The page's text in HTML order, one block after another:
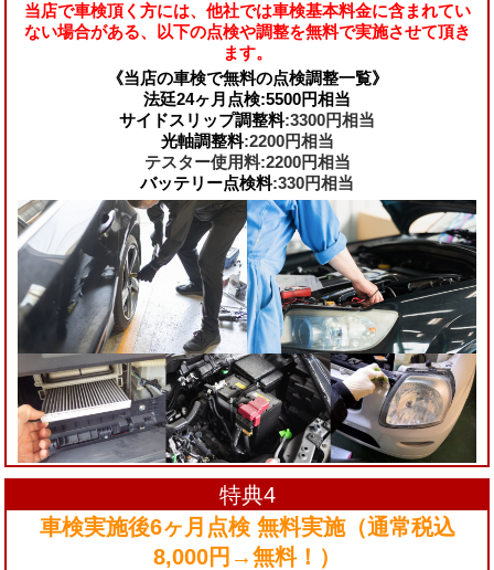
当店で車検頂く方には、他社では車検基本料金に含まれてい
ない場合がある、以下の点検や調整を無料で実施させて頂き
ます。
《当店の車検で無料の点検調整一覧》
法廷24ヶ月点検:5500円相当
サイドスリップ調整料:3300円相当
光軸調整料:2200円相当
テスター使用料:2200円相当
バッテリー点検料:330円相当
特典4
車検実施後6ヶ月点検 無料実施（通常税込
8,000円→無料！）